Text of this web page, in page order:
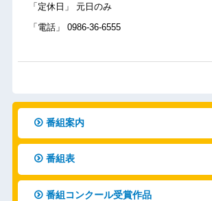
「定休日」 元日のみ
「電話」 0986-36-6555
番組案内
番組表
番組コンクール受賞作品